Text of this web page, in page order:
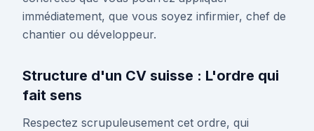
immédiatement, que vous soyez infirmier, chef de
chantier ou développeur.
Structure d'un CV suisse : L'ordre qui
fait sens
Respectez scrupuleusement cet ordre, qui